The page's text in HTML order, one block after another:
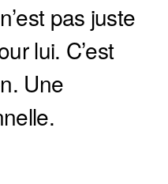
pas juste
lui. C’est
Une